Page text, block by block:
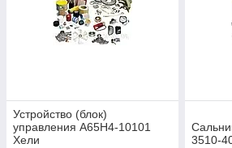
Устройство (блок)
управления A65H4-10101
Хели
3510-